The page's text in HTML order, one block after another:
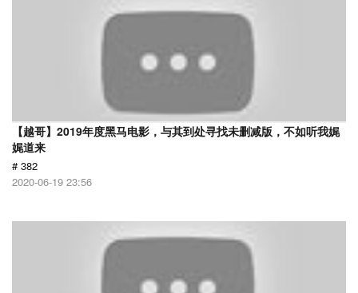
【越哥】2019年度黑马电影，与其到处寻找未删减版，不如听我娓
娓道来
# 382
2020-06-19 23:56